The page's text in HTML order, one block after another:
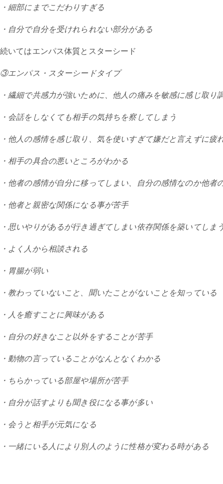
・細部にまでこだわりすぎる
・自分で自分を受けれられない部分がある
続いてはエンパス体質とスターシード
③エンパス・スターシードタイプ
・繊細で共感力が強いために、他人の痛みを敏感に感じ取り
・会話をしなくても相手の気持ちを察してしまう
・他人の感情を感じ取り、気を使いすぎて嫌だと言えずに疲
・相手の具合の悪いところがわかる
・他者の感情が自分に移ってしまい、自分の感情なのか他者
・他者と親密な関係になる事が苦手
・思いやりがあるが行き過ぎてしまい依存関係を築いてしま
・よく人から相談される
・胃腸が弱い
・教わっていないこと、聞いたことがないことを知っている
・人を癒すことに興味がある
・自分の好きなこと以外をすることが苦手
・動物の言っていることがなんとなくわかる
・ちらかっている部屋や場所が苦手
・自分が話すよりも聞き役になる事が多い
・会うと相手が元気になる
・一緒にいる人により別人のように性格が変わる時がある